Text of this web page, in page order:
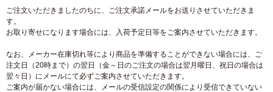
ご注文いただきましたのちに、ご注文承諾メールをお送りさせていただきま
す。
お取り寄せになります場合には、入荷予定日等をご案内させていただきます。
なお、メーカー在庫切れ等により商品を準備することができない場合には、ご
注文日（20時まで）の翌日（金～日のご注文の場合は翌月曜日、祝日の場合は
翌々日）にメールにて必ずご案内させていただきます。
ご案内が届かない場合には、メールの受信設定の関係により受信できていない